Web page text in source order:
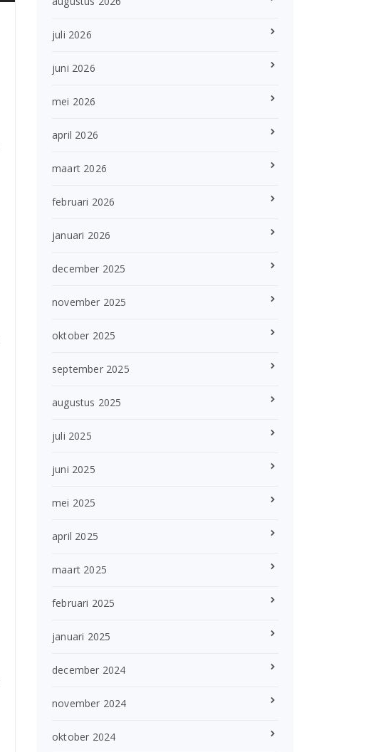
juli 2026
juni 2026
mei 2026
april 2026
maart 2026
februari 2026
januari 2026
december 2025
november 2025
oktober 2025
september 2025
augustus 2025
juli 2025
juni 2025
mei 2025
april 2025
maart 2025
februari 2025
januari 2025
december 2024
november 2024
oktober 2024